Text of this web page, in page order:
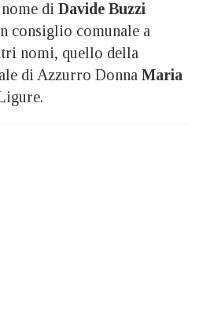
di Davide Buzzi
consiglio comunale a
nomi, quello della
di Azzurro Donna Maria